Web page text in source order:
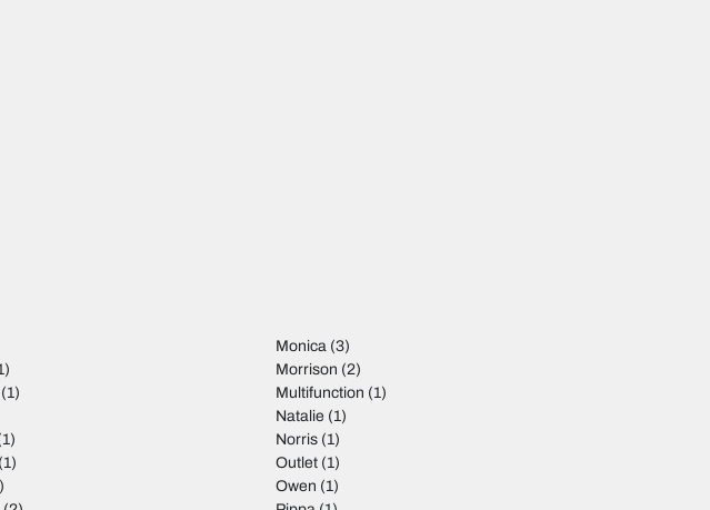
(1)
Monica (3)
Morrison (2)
Multifunction (1)
Natalie (1)
Norris (1)
Outlet (1)
Owen (1)